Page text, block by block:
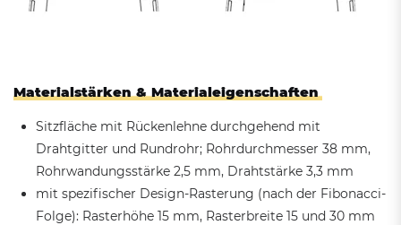
Materialstärken & Materialeigenschaften
Sitzfläche mit Rückenlehne durchgehend mit
Drahtgitter und Rundrohr; Rohrdurchmesser 38 mm,
Rohrwandungsstärke 2,5 mm, Drahtstärke 3,3 mm
mit spezifischer Design-Rasterung (nach der Fibonacci-
Folge): Rasterhöhe 15 mm, Rasterbreite 15 und 30 mm